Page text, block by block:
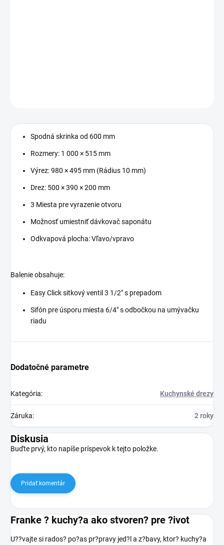
Spodná skrinka od 600 mm
Rozmery: 1 000 × 515 mm
Výrez: 980 × 495 mm (Rádius 10 mm)
Drez: 500 × 390 × 200 mm
3 Miesta pre vyrazenie otvoru
Možnosť umiestniť dávkovač saponátu
Odkvapová plocha: Vľavo/vpravo
Balenie obsahuje:
Easy Click sitkový ventil 3 1/2" s prepadom
Sifón pre úsporu miesta 6/4" s odbočkou na umývačku
riadu
Dodatočné parametre
Kategória: Kuchynské drezy
Záruka: 2 roky
Diskusia
Buďte prvý, kto napíše príspevok k tejto položke.
Pridať komentár
Franke ? kuchy?a ako stvoren? pre ?ivot
U??vajte si rados? po?as pr?pravy jed?l a z?bavy, ktor? kuchy?a